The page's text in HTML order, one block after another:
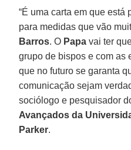
“É uma carta em que
para medidas que vão
Barros. O Papa vai ter
grupo de bispos e com as
que no futuro se garanta
comunicação sejam
sociólogo e pesquisador
Avançados da
Parker.